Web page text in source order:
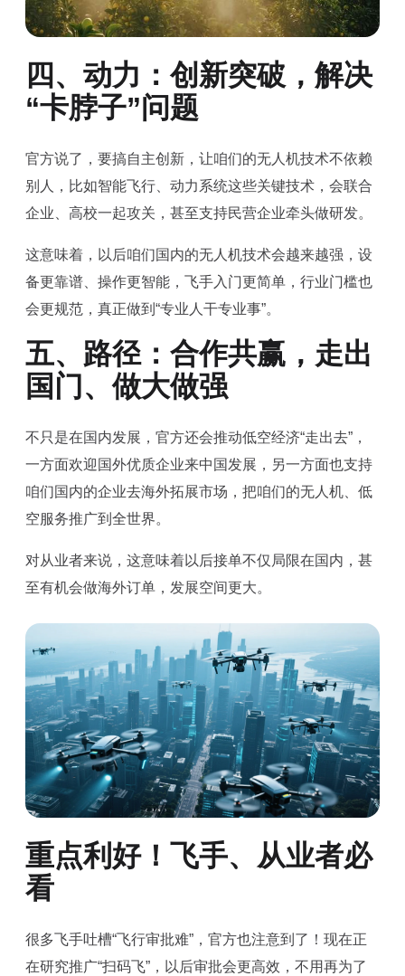
四、动力：创新突破，解决
“卡脖子”问题
官方说了，要搞自主创新，让咱们的无人机技术不依赖
别人，比如智能飞行、动力系统这些关键技术，会联合
企业、高校一起攻关，甚至支持民营企业牵头做研发。
这意味着，以后咱们国内的无人机技术会越来越强，设
备更靠谱、操作更智能，飞手入门更简单，行业门槛也
会更规范，真正做到“专业人干专业事”。
五、路径：合作共赢，走出
国门、做大做强
不只是在国内发展，官方还会推动低空经济“走出去”，
一方面欢迎国外优质企业来中国发展，另一方面也支持
咱们国内的企业去海外拓展市场，把咱们的无人机、低
空服务推广到全世界。
对从业者来说，这意味着以后接单不仅局限在国内，甚
至有机会做海外订单，发展空间更大。
重点利好！飞手、从业者必
看
很多飞手吐槽“飞行审批难”，官方也注意到了！现在正
在研究推广“扫码飞”，以后审批会更高效，不用再为了